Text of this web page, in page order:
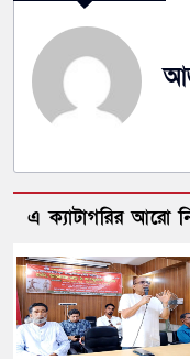
এ ক্যাটাগরির আরো